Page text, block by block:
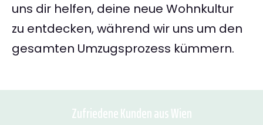
uns dir helfen, deine neue Wohnkultur
zu entdecken, während wir uns um den
gesamten Umzugsprozess kümmern.
Zufriedene Kunden aus Wien